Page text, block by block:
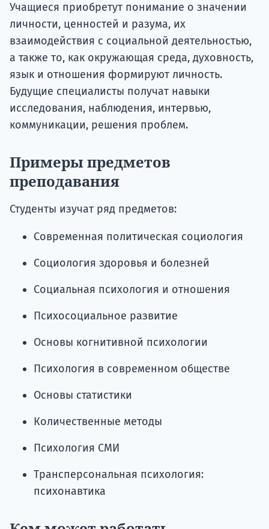
Учащиеся приобретут понимание о значении
личности, ценностей и разума, их
взаимодействия с социальной деятельностью,
а также то, как окружающая среда, духовность,
язык и отношения формируют личность.
Будущие специалисты получат навыки
исследования, наблюдения, интервью,
коммуникации, решения проблем.
Примеры предметов
преподавания
Студенты изучат ряд предметов:
Современная политическая социология
Социология здоровья и болезней
Социальная психология и отношения
Психосоциальное развитие
Основы когнитивной психологии
Психология в современном обществе
Основы статистики
Количественные методы
Психология СМИ
Трансперсональная психология:
психонавтика